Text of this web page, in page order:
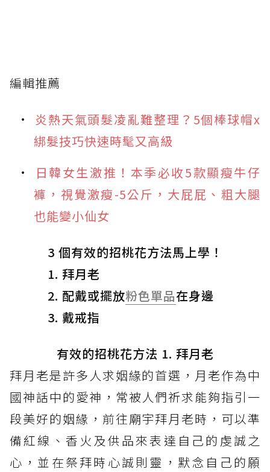
編輯推薦
炎熱天氣頭髮凌亂難整理？5個棒球帽x
綁髮技巧快速時髦又高級
日韓女生激推！本季必收5款顯瘦牛仔
褲，視覺激瘦-5公斤，大屁屁、粗大腿
也能變小仙女
3 個有效的招桃花方法馬上學！
1. 拜月老
2. 配戴或擺放粉色單品在身邊
3. 戴戒指
有效的招桃花方法 1. 拜月老
拜月老是許多人求姻緣的首選，月老作為中
國神話中的愛神，常被人們祈求能夠指引一
段美好的姻緣，前往廟宇拜月老時，可以準
備紅線、香火及供品來表達自己的虔誠之
心，並在祭拜時心誠則靈，默念自己的願